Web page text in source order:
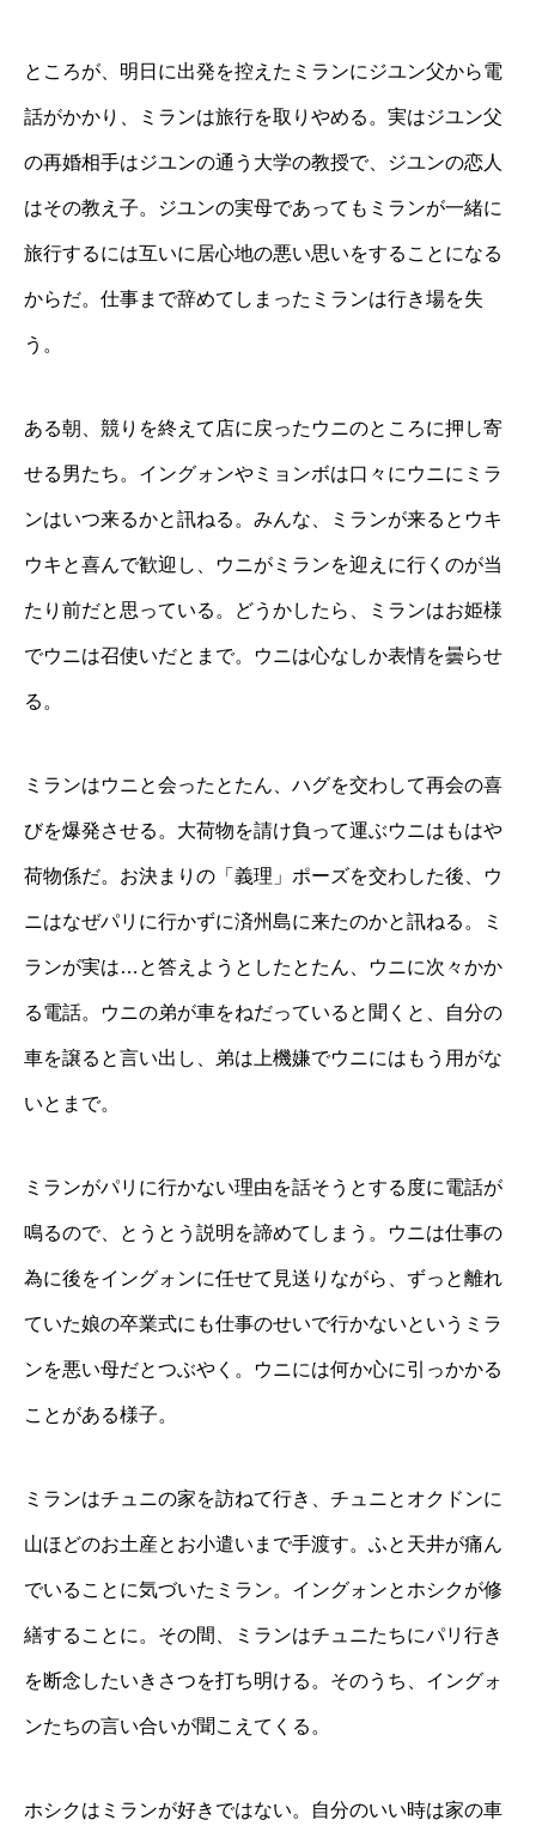
ところが、明日に出発を控えたミランにジユン父から電
話がかかり、ミランは旅行を取りやめる。実はジユン父
の再婚相手はジユンの通う大学の教授で、ジユンの恋人
はその教え子。ジユンの実母であってもミランが一緒に
旅行するには互いに居心地の悪い思いをすることになる
からだ。仕事まで辞めてしまったミランは行き場を失
う。
ある朝、競りを終えて店に戻ったウニのところに押し寄
せる男たち。イングォンやミョンボは口々にウニにミラ
ンはいつ来るかと訊ねる。みんな、ミランが来るとウキ
ウキと喜んで歓迎し、ウニがミランを迎えに行くのが当
たり前だと思っている。どうかしたら、ミランはお姫様
でウニは召使いだとまで。ウニは心なしか表情を曇らせ
る。
ミランはウニと会ったとたん、ハグを交わして再会の喜
びを爆発させる。大荷物を請け負って運ぶウニはもはや
荷物係だ。お決まりの「義理」ポーズを交わした後、ウ
ニはなぜパリに行かずに済州島に来たのかと訊ねる。ミ
ランが実は…と答えようとしたとたん、ウニに次々かか
る電話。ウニの弟が車をねだっていると聞くと、自分の
車を譲ると言い出し、弟は上機嫌でウニにはもう用がな
いとまで。
ミランがパリに行かない理由を話そうとする度に電話が
鳴るので、とうとう説明を諦めてしまう。ウニは仕事の
為に後をイングォンに任せて見送りながら、ずっと離れ
ていた娘の卒業式にも仕事のせいで行かないというミラ
ンを悪い母だとつぶやく。ウニには何か心に引っかかる
ことがある様子。
ミランはチュニの家を訪ねて行き、チュニとオクドンに
山ほどのお土産とお小遣いまで手渡す。ふと天井が痛ん
でいることに気づいたミラン。イングォンとホシクが修
繕することに。その間、ミランはチュニたちにパリ行き
を断念したいきさつを打ち明ける。そのうち、イングォ
ンたちの言い合いが聞こえてくる。
ホシクはミランが好きではない。自分のいい時は家の車